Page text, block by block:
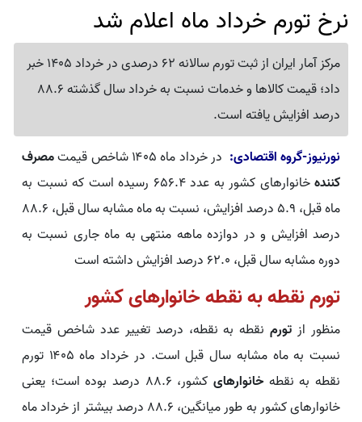
نرخ تورم خرداد ماه اعلام شد
مرکز آمار ایران از ثبت تورم سالانه 62 درصدی در خرداد 1405 خبر
داد؛ قیمت کالاها و خدمات نسبت به خرداد سال گذشته 88.6
درصد افزایش یافته است.
نورنیوز-گروه اقتصادی: در خرداد ماه ۱۴۰۵ شاخص قیمت
مصرف
کننده
خانوارهای کشور به عدد ۶۵۶.۴ رسیده است که نسبت به
ماه قبل، ۵.۹ درصد افزایش، نسبت به ماه مشابه سال قبل، ۸۸.۶
درصد افزایش و در دوازده ماهه منتهی به ماه جاری نسبت به
دوره مشابه سال قبل، ۶۲.۰ درصد افزایش داشته است
تورم نقطه به نقطه خانوارهای کشور
منظور از تورم نقطه به نقطه، درصد تغییر عدد شاخص قیمت
نسبت به ماه مشابه سال قبل است. در خرداد ماه ۱۴۰۵ تورم
نقطه به نقطه خانوارهای
کشور، ۸۸.۶ درصد بوده است؛ یعنی
خانوارهای کشور به طور میانگین، ۸۸.۶ درصد بیشتر از خرداد ماه